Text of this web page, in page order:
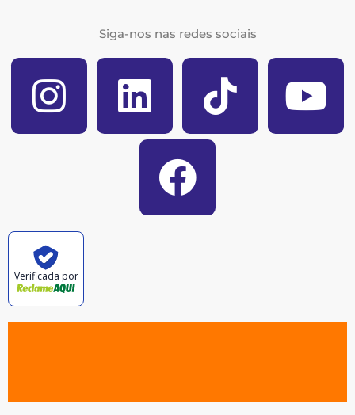
Siga-nos nas redes sociais
Verificada por